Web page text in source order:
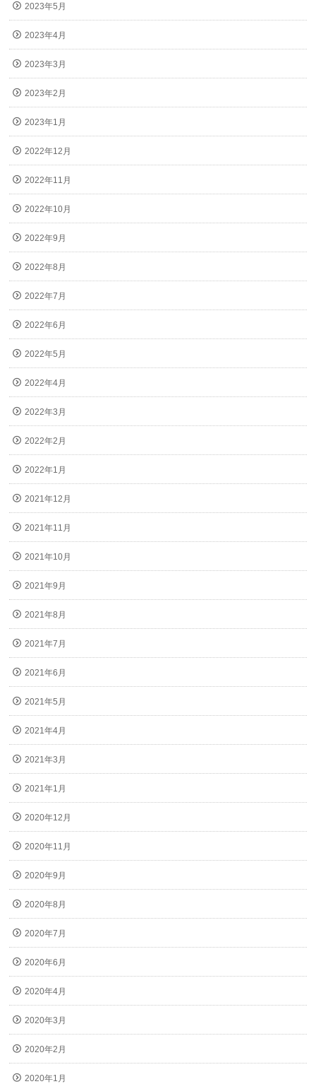
2023年5月
2023年4月
2023年3月
2023年2月
2023年1月
2022年12月
2022年11月
2022年10月
2022年9月
2022年8月
2022年7月
2022年6月
2022年5月
2022年4月
2022年3月
2022年2月
2022年1月
2021年12月
2021年11月
2021年10月
2021年9月
2021年8月
2021年7月
2021年6月
2021年5月
2021年4月
2021年3月
2021年1月
2020年12月
2020年11月
2020年9月
2020年8月
2020年7月
2020年6月
2020年4月
2020年3月
2020年2月
2020年1月